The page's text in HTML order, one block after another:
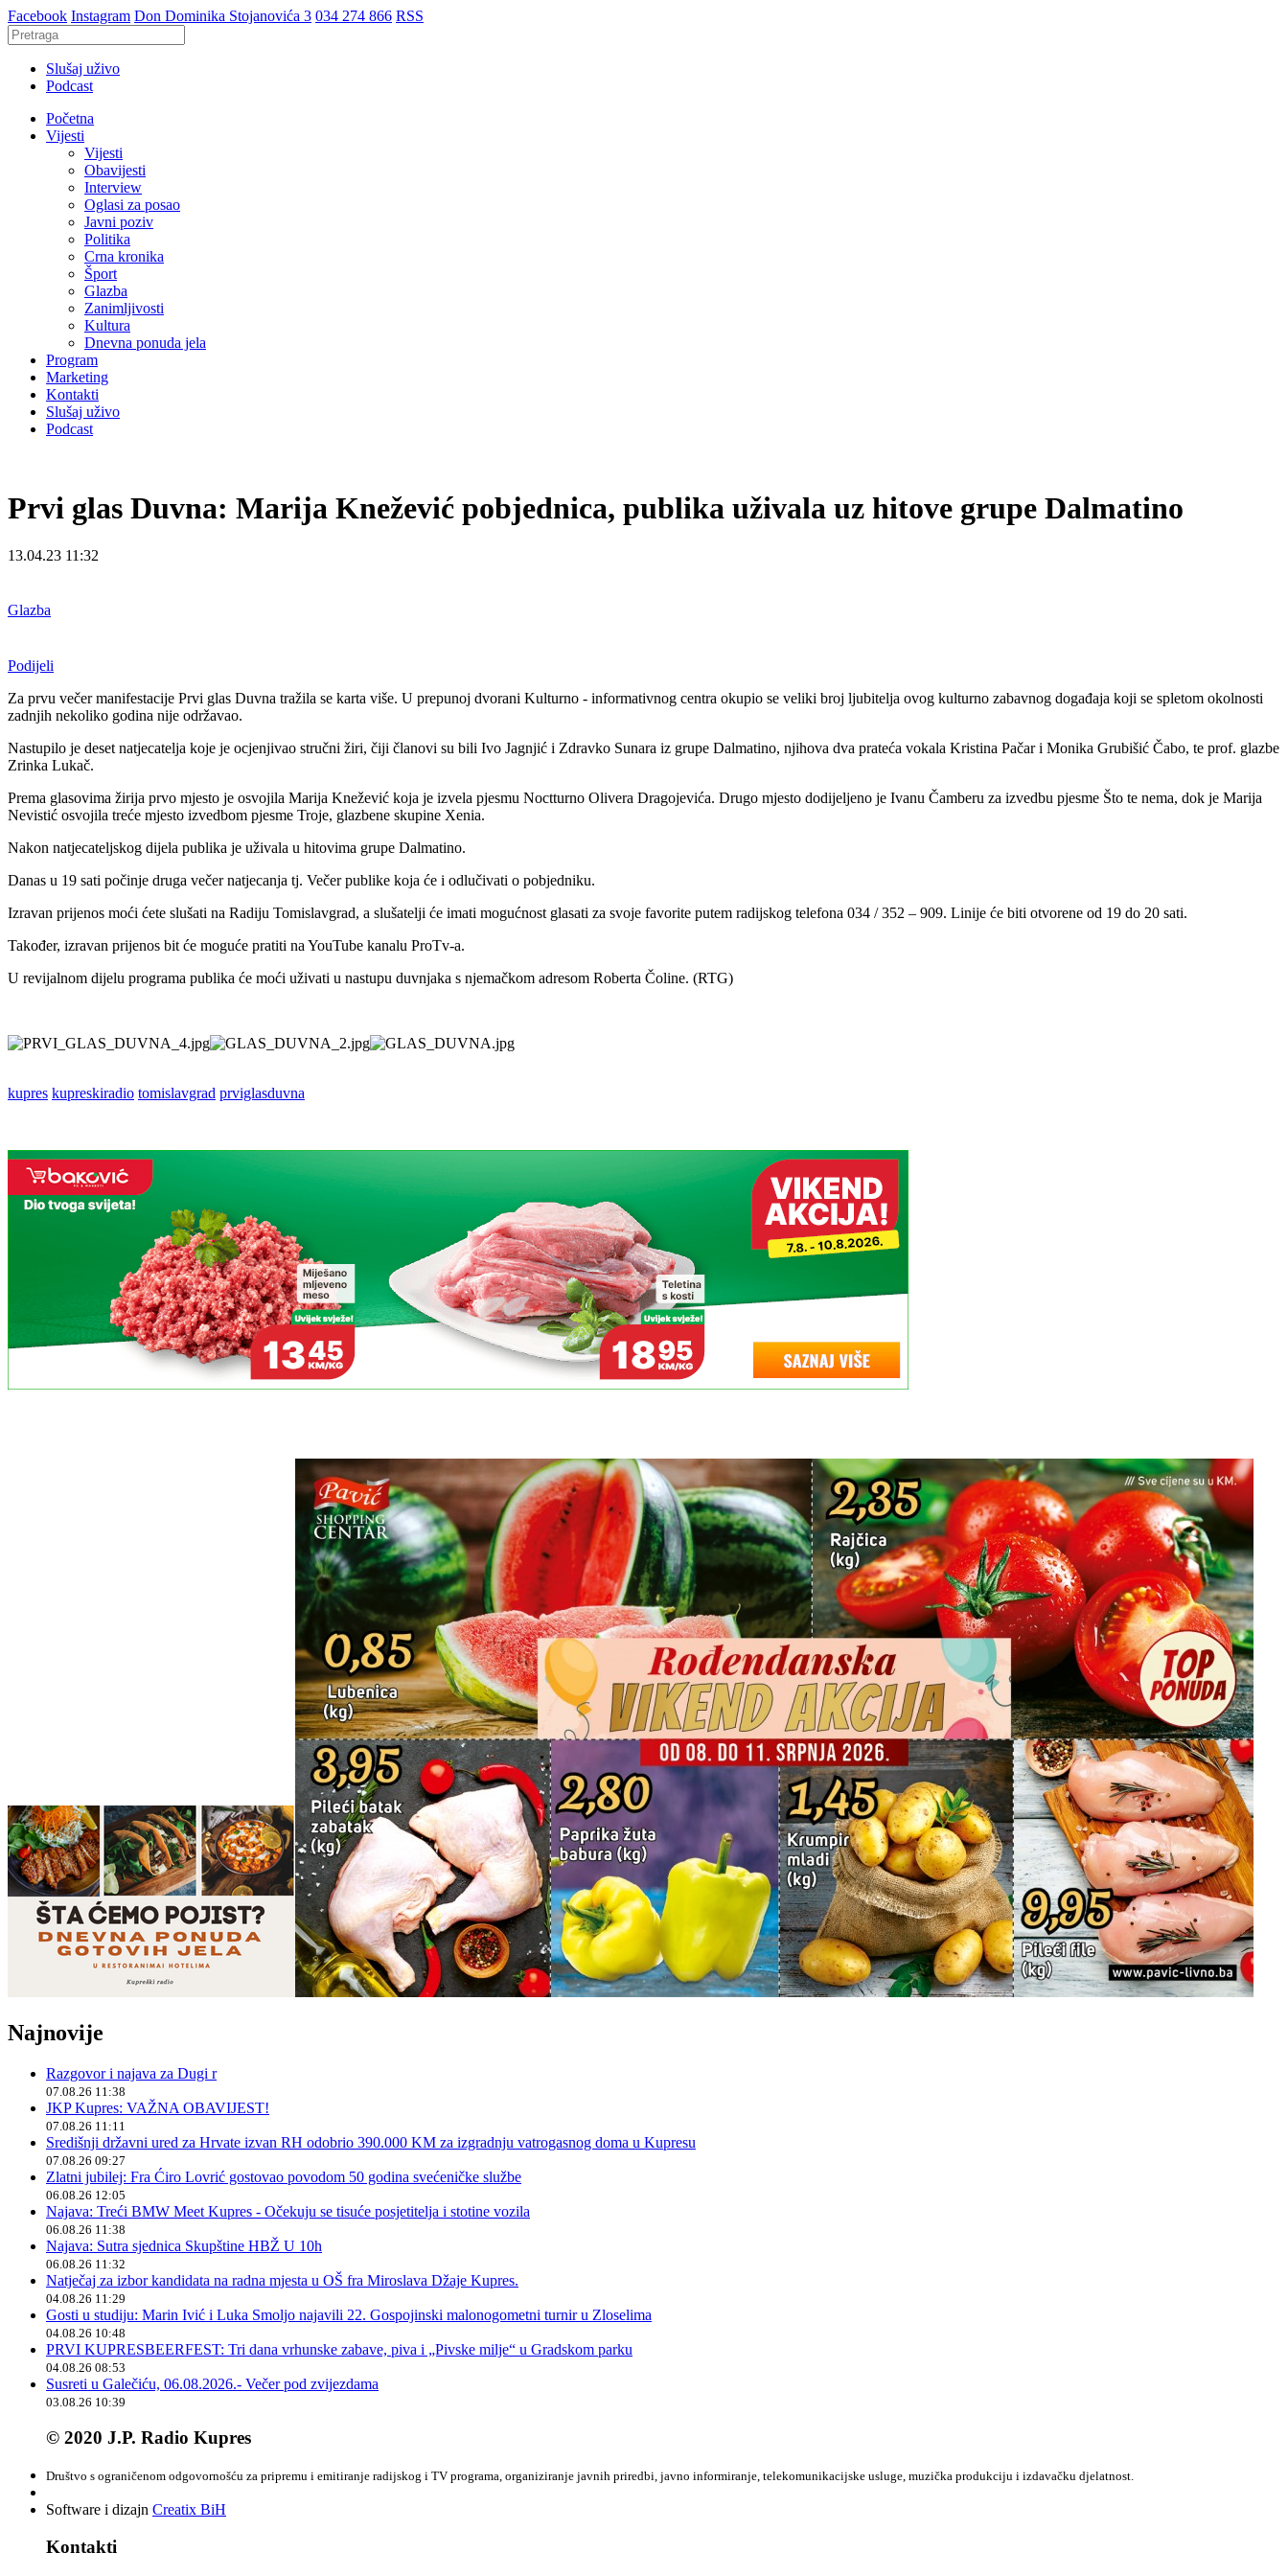
Facebook Instagram Don Dominika Stojanovića 3 034 274 866 RSS
Slušaj uživo
Podcast
Početna
Vijesti
Vijesti
Obavijesti
Interview
Oglasi za posao
Javni poziv
Politika
Crna kronika
Šport
Glazba
Zanimljivosti
Kultura
Dnevna ponuda jela
Program
Marketing
Kontakti
Slušaj uživo
Podcast
Prvi glas Duvna: Marija Knežević pobjednica, publika uživala uz hitove grupe Dalmatino
13.04.23 11:32
Glazba
Podijeli
Za prvu večer manifestacije Prvi glas Duvna tražila se karta više. U prepunoj dvorani Kulturno - informativnog centra okupio se veliki broj ljubitelja ovog kulturno zabavnog događaja koji se spletom okolnosti
zadnjih nekoliko godina nije održavao.
Nastupilo je deset natjecatelja koje je ocjenjivao stručni žiri, čiji članovi su bili Ivo Jagnjić i Zdravko Sunara iz grupe Dalmatino, njihova dva prateća vokala Kristina Pačar i Monika Grubišić Čabo, te prof. glazbe
Zrinka Lukač.
Prema glasovima žirija prvo mjesto je osvojila Marija Knežević koja je izvela pjesmu Noctturno Olivera Dragojevića. Drugo mjesto dodijeljeno je Ivanu Čamberu za izvedbu pjesme Što te nema, dok je Marija
Nevistić osvojila treće mjesto izvedbom pjesme Troje, glazbene skupine Xenia.
Nakon natjecateljskog dijela publika je uživala u hitovima grupe Dalmatino.
Danas u 19 sati počinje druga večer natjecanja tj. Večer publike koja će i odlučivati o pobjedniku.
Izravan prijenos moći ćete slušati na Radiju Tomislavgrad, a slušatelji će imati mogućnost glasati za svoje favorite putem radijskog telefona 034 / 352 – 909. Linije će biti otvorene od 19 do 20 sati.
Također, izravan prijenos bit će moguće pratiti na YouTube kanalu ProTv-a.
U revijalnom dijelu programa publika će moći uživati u nastupu duvnjaka s njemačkom adresom Roberta Čoline. (RTG)
kupres kupreskiradio tomislavgrad prviglasduvna
Najnovije
Razgovor i najava za Dugi r
07.08.26 11:38
JKP Kupres: VAŽNA OBAVIJEST!
07.08.26 11:11
Središnji državni ured za Hrvate izvan RH odobrio 390.000 KM za izgradnju vatrogasnog doma u Kupresu
07.08.26 09:27
Zlatni jubilej: Fra Ćiro Lovrić gostovao povodom 50 godina svećeničke službe
06.08.26 12:05
Najava: Treći BMW Meet Kupres - Očekuju se tisuće posjetitelja i stotine vozila
06.08.26 11:38
Najava: Sutra sjednica Skupštine HBŽ U 10h
06.08.26 11:32
Natječaj za izbor kandidata na radna mjesta u OŠ fra Miroslava Džaje Kupres.
04.08.26 11:29
Gosti u studiju: Marin Ivić i Luka Smoljo najavili 22. Gospojinski malonogometni turnir u Zloselima
04.08.26 10:48
PRVI KUPRESBEERFEST: Tri dana vrhunske zabave, piva i „Pivske milje“ u Gradskom parku
04.08.26 08:53
Susreti u Galečiću, 06.08.2026.- Večer pod zvijezdama
03.08.26 10:39
© 2020 J.P. Radio Kupres
Društvo s ograničenom odgovornošću za pripremu i emitiranje radijskog i TV programa, organiziranje javnih priredbi, javno informiranje, telekomunikacijske usluge, muzička produkciju i izdavačku djelatnost.
Software i dizajn Creatix BiH
Kontakti